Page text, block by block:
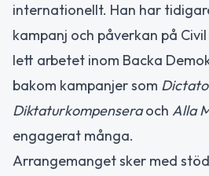
internationellt. Han har
kampanj och påverkan på
lett arbetet inom Backa
bakom kampanjer som
Diktaturkompenseraoch Alla
engagerat många.
Arrangemanget sker med